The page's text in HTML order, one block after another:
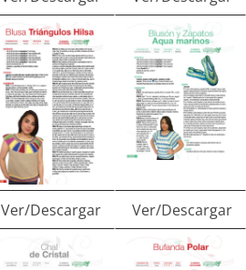
Ver/Descargar Ver/Descargar